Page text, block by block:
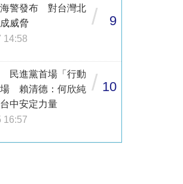
海警發布 對台灣北
威脅
14:58
/ 9
民進黨首場「行動
場 賴清德：何欣純
中安定力量
16:57
/ 10